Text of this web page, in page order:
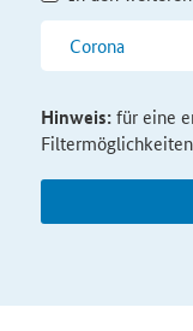
Hinweis:für eine